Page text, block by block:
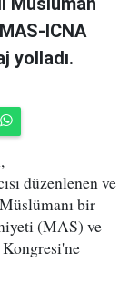
ICNA
yolladı.
düzenlenen ve
bir
(MAS) ve